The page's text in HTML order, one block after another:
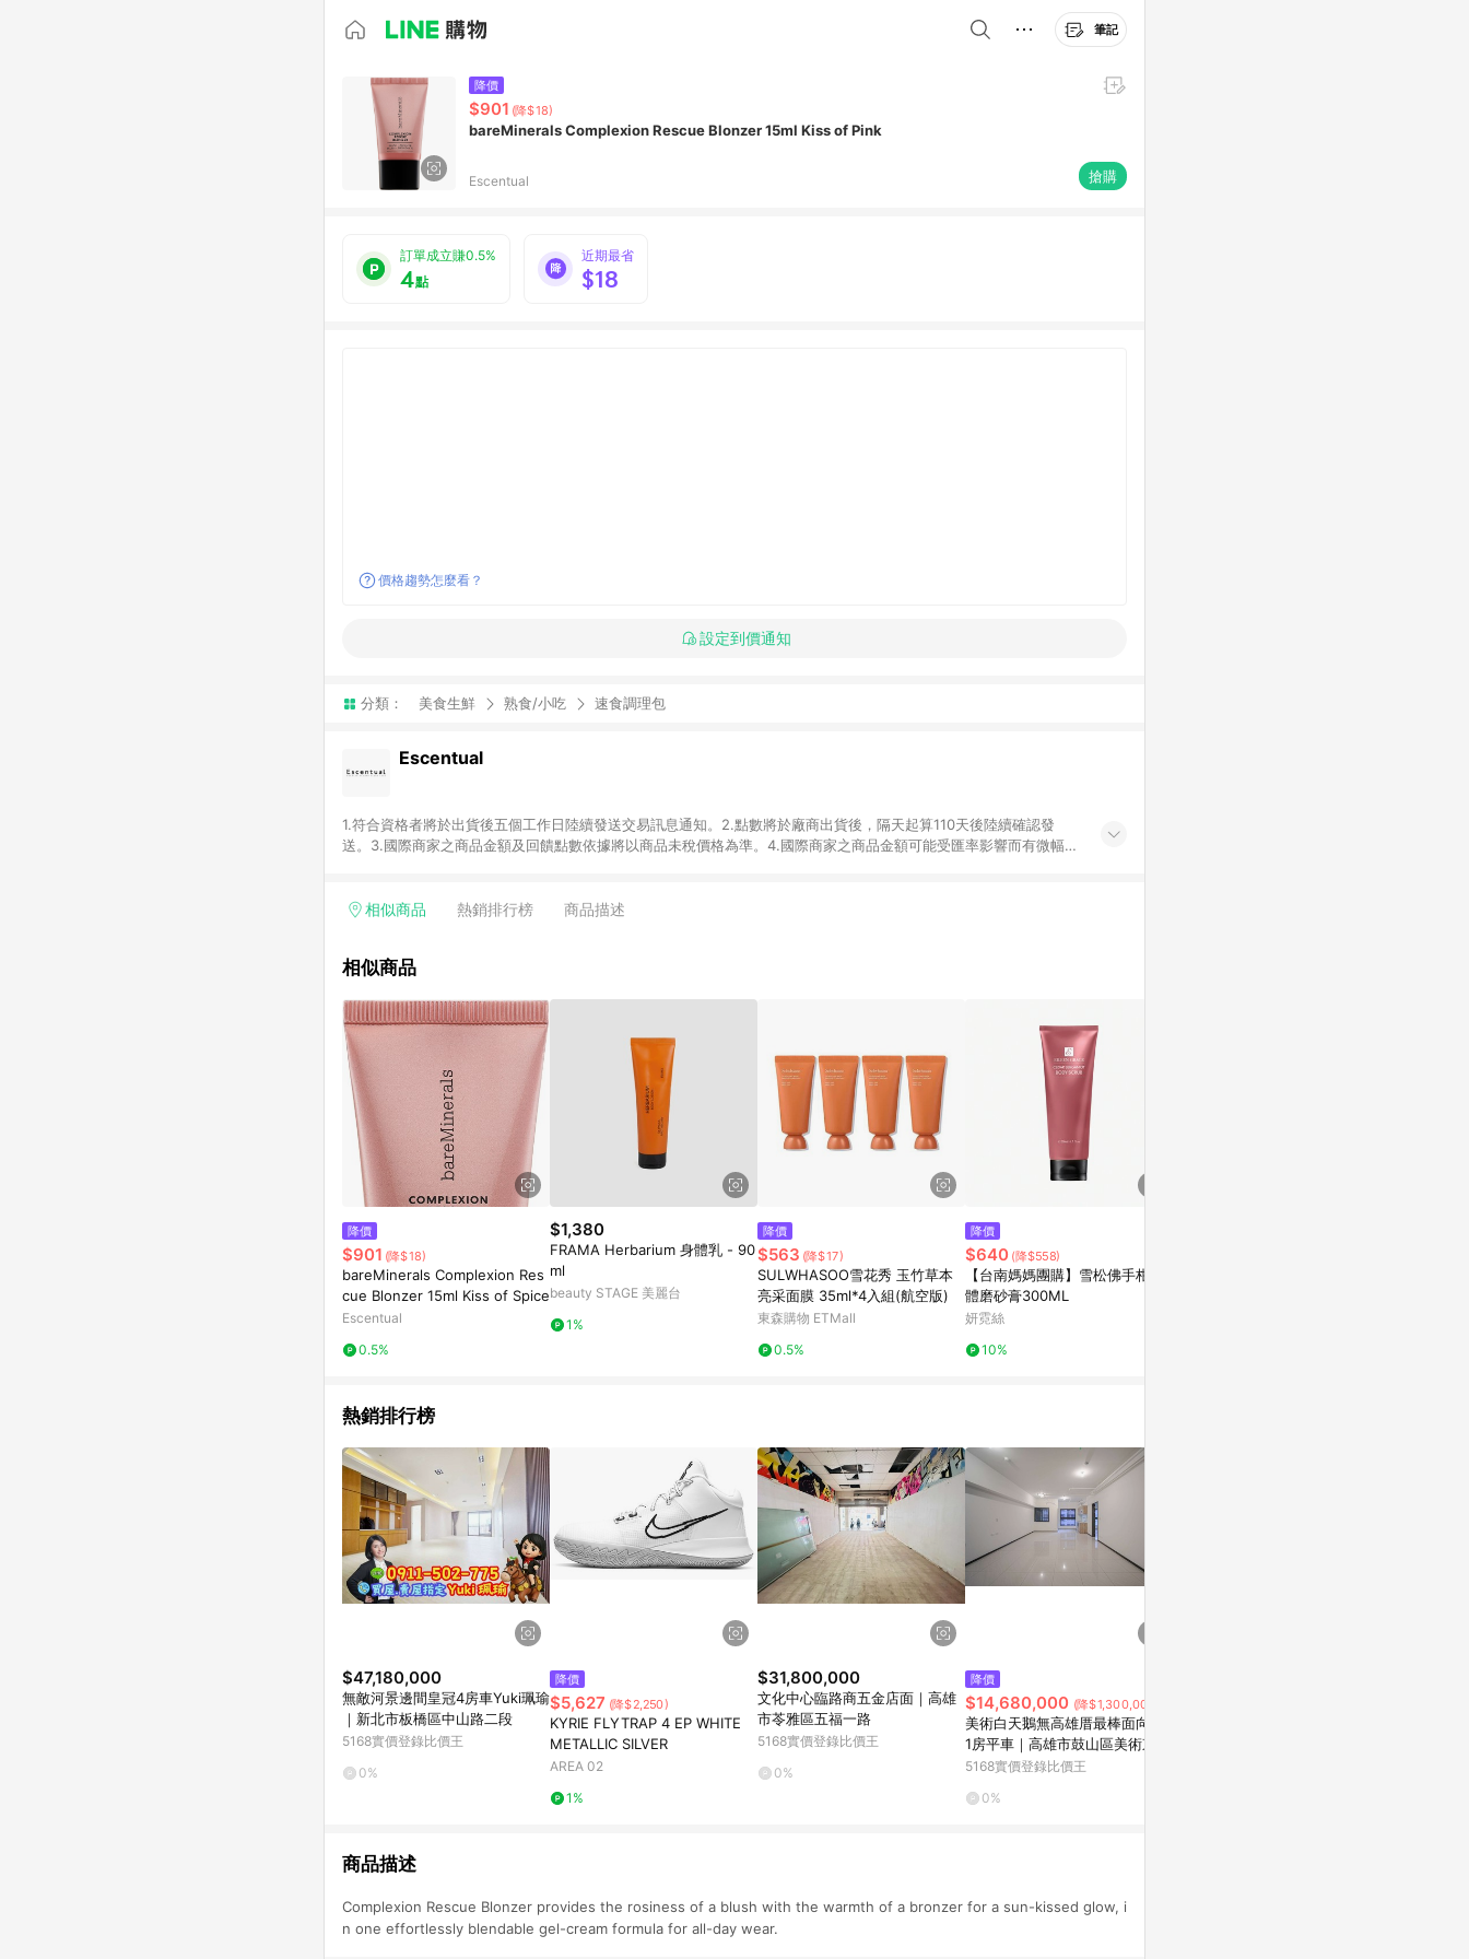
筆記
降價
$901 (降$18)
bareMinerals Complexion Rescue Blonzer 15ml Kiss of Pink
Escentual 搶購
訂單成立賺0.5%
4點
近期最省
$18
價格趨勢怎麼看？
設定到價通知
分類： 美食生鮮 熟食/小吃 速食調理包
Escentual
1.符合資格者將於出貨後五個工作日陸續發送交易訊息通知。2.點數將於廠商出貨後，隔天起算110天後陸續確認發
送。3.國際商家之商品金額及回饋點數依據將以商品未稅價格為準。4.國際商家之商品金額可能受匯率影響而有微幅差
格。相似商品 熱銷排行榜 商品描述
相似商品
降價
$901 (降$18)
bareMinerals Complexion Res
cue Blonzer 15ml Kiss of Spice
Escentual
0.5%
$1,380
FRAMA Herbarium 身體乳 - 90
ml
beauty STAGE 美麗台
1%
降價
$563 (降$17)
SULWHASOO雪花秀 玉竹草本
亮采面膜 35ml*4入組(航空版)
東森購物 ETMall
0.5%
降價
$640 (降$558)
【台南媽媽團購】雪松佛手柑身
體磨砂膏300ML
妍霓絲
10%
熱銷排行榜
$47,180,000
無敵河景邊間皇冠4房車Yuki珮瑜
｜新北市板橋區中山路二段
5168實價登錄比價王
0%
降價
$5,627 (降$2,250)
KYRIE FLYTRAP 4 EP WHITE
METALLIC SILVER
AREA 02
1%
$31,800,000
文化中心臨路商五金店面｜高雄
市苓雅區五福一路
5168實價登錄比價王
0%
降價
$14,680,000 (降$1,300,000)
美術白天鵝無高雄厝最棒面向2+
1房平車｜高雄市鼓山區美術東四
路
5168實價登錄比價王
0%
商品描述
Complexion Rescue Blonzer provides the rosiness of a blush with the warmth of a bronzer for a sun-kissed glow, i
n one effortlessly blendable gel-cream formula for all-day wear.